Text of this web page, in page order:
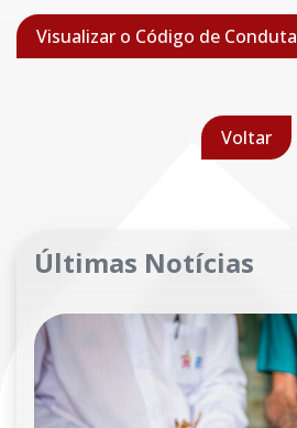
Visualizar o Código de Conduta
Voltar
Últimas Notícias